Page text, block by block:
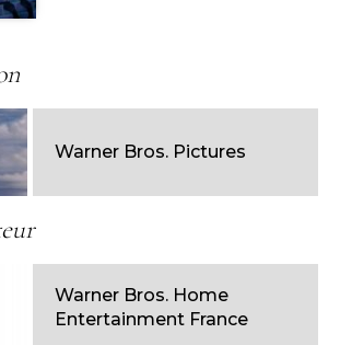
Warner Bros. Pictures
Warner Bros. Home
Entertainment France